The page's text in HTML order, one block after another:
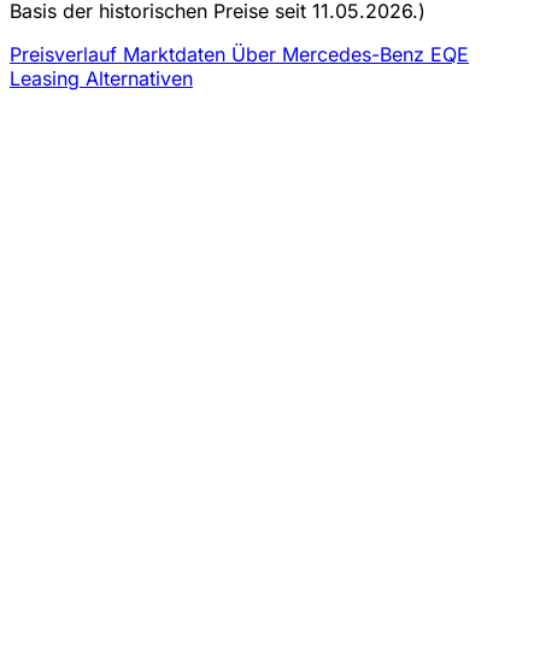
Basis der historischen Preise seit 11.05.2026.)
Preisverlauf Marktdaten Über Mercedes-Benz EQE
Leasing Alternativen